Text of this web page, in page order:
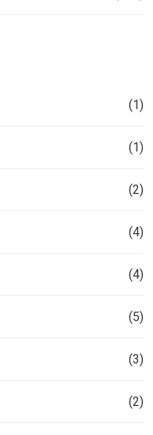
(1)
(1)
(2)
(4)
(4)
(5)
(3)
(2)